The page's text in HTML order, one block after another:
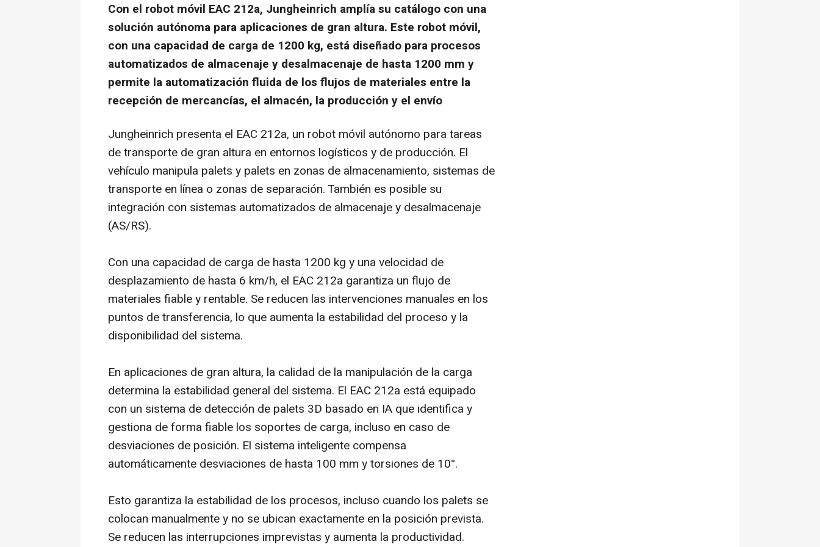
Con el robot móvil EAC 212a, Jungheinrich amplía su catálogo con una
solución autónoma para aplicaciones de gran altura. Este robot móvil,
con una capacidad de carga de 1200 kg, está diseñado para procesos
automatizados de almacenaje y desalmacenaje de hasta 1200 mm y
permite la automatización fluida de los flujos de materiales entre la
recepción de mercancías, el almacén, la producción y el envío
Jungheinrich presenta el EAC 212a, un robot móvil autónomo para tareas
de transporte de gran altura en entornos logísticos y de producción. El
vehículo manipula palets y palets en zonas de almacenamiento, sistemas de
transporte en línea o zonas de separación. También es posible su
integración con sistemas automatizados de almacenaje y desalmacenaje
(AS/RS).
Con una capacidad de carga de hasta 1200 kg y una velocidad de
desplazamiento de hasta 6 km/h, el EAC 212a garantiza un flujo de
materiales fiable y rentable. Se reducen las intervenciones manuales en los
puntos de transferencia, lo que aumenta la estabilidad del proceso y la
disponibilidad del sistema.
En aplicaciones de gran altura, la calidad de la manipulación de la carga
determina la estabilidad general del sistema. El EAC 212a está equipado
con un sistema de detección de palets 3D basado en IA que identifica y
gestiona de forma fiable los soportes de carga, incluso en caso de
desviaciones de posición. El sistema inteligente compensa
automáticamente desviaciones de hasta 100 mm y torsiones de 10°.
Esto garantiza la estabilidad de los procesos, incluso cuando los palets se
colocan manualmente y no se ubican exactamente en la posición prevista.
Se reducen las interrupciones imprevistas y aumenta la productividad.